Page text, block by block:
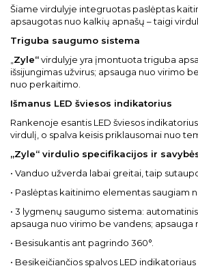
Šiame virdulyje integruotas paslėptas
apsaugotas nuo kalkių apnašų – taigi
Triguba saugumo sistema
Zyle“virdulyje yra įmontuota triguba
išsijungimas užvirus; apsauga nuo virimo
nuo perkaitimo.
Išmanus LED šviesos indikatorius
Rankenoje esantis LED šviesos
virdulį, o spalva keisis priklausomai nuo
„Zyle“ virdulio specifikacijos ir
• Vanduo užverda labai greitai, taip
• Paslėptas kaitinimo elementas saugiam
• 3 lygmenų saugumo sistema:
apsauga nuo virimo be vandens; apsauga
• Besisukantis ant pagrindo 360°.
• Besikeičiančios spalvos LED